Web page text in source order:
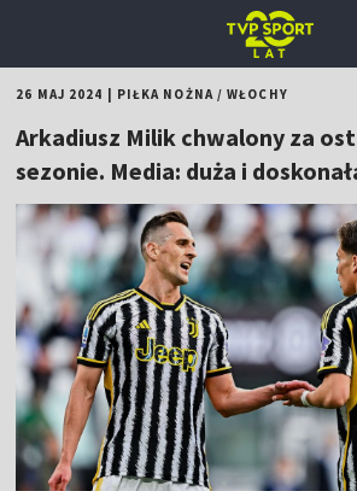
26 MAJ 2024 PIŁKA NOŻNA/WŁOCHY
Arkadiusz Milik chwalony za
sezonie. Media: duża i